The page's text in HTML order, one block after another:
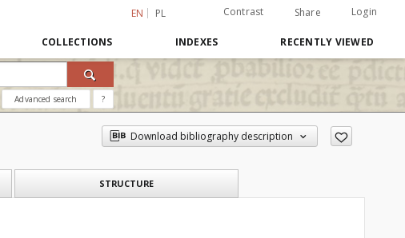
EN PL Contrast Share Login
COLLECTIONS INDEXES RECENTLY VIEWED
Advanced search ?
Download bibliography description
STRUCTURE